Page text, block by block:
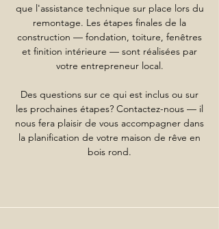
que l'assistance technique sur place lors du
remontage. Les étapes finales de la
construction — fondation, toiture, fenêtres
et finition intérieure — sont réalisées par
votre entrepreneur local.
Des questions sur ce qui est inclus ou sur
les prochaines étapes? Contactez-nous — il
nous fera plaisir de vous accompagner dans
la planification de votre maison de rêve en
bois rond.